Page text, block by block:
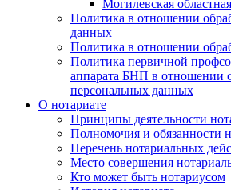
Могилевская
Политика в отношении
данных
Политика в отношении
Политика первичной
аппарата БНП в отношении
персональных данных
О нотариате
Принципы деятельности
Полномочия и обязанности
Перечень нотариальных
Место совершения
Кто может быть нотариусом